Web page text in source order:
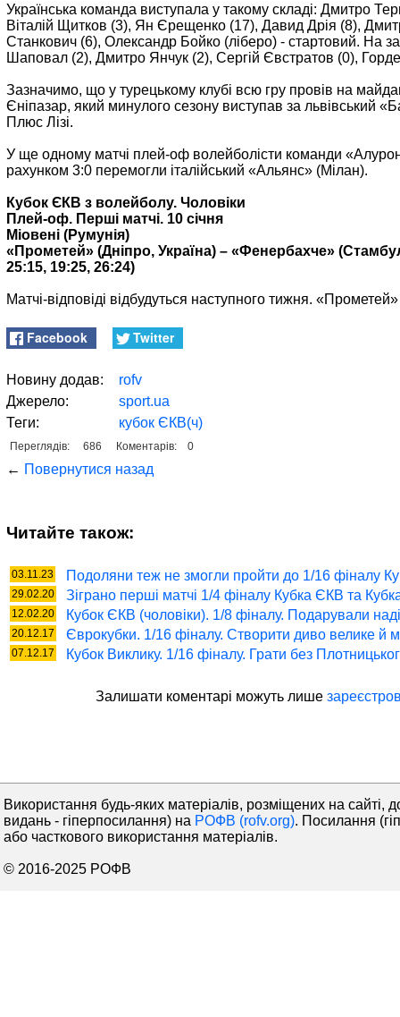
Українська команда виступала у такому складі: Дмитро
Віталій Щитков (3), Ян Єрещенко (17), Давид Дрія (8),
Станкович (6), Олександр Бойко (ліберо) - стартовий. На
Шаповал (2), Дмитро Янчук (2), Сергій Євстратов (0),
Зазначимо, що у турецькому клубі всю гру провів на
Єніпазар, який минулого сезону виступав за львівський
Плюс Лізі.
У ще одному матчі плей-оф волейболісти команди
рахунком 3:0 перемогли італійський «Альянс» (Мілан).
Кубок ЄКВ з волейболу. Чоловіки
Плей-оф. Перші матчі. 10 січня
Міовені (Румунія)
«Прометей» (Дніпро, Україна) – «Фенербахче»
25:15, 19:25, 26:24)
Матчі-відповіді відбудуться наступного тижня.
Facebook Twitter
Новину додав:
rofv
Джерело:
sport.ua
Теги:
кубок ЄКВ(ч)
Переглядів: 686 Коментарів: 0
← Повернутися назад
Читайте також:
03.11.23 Подоляни теж не змогли пройти до 1/16 фіналу
29.02.20 Зіграно перші матчі 1/4 фіналу Кубка ЄКВ та
12.02.20 Кубок ЄКВ (чоловіки). 1/8 фіналу. Подарували
20.12.17 Єврокубки. 1/16 фіналу. Створити диво велике й
07.12.17 Кубок Виклику. 1/16 фіналу. Грати без
Залишати коментaрі можуть лише
Використання будь-яких матеріалів, розміщених на сайті,
видань - гіперпосилання) на РОФВ (rofv.org). Посилання
або часткового використання матеріалів.
© 2016-2025 РОФВ